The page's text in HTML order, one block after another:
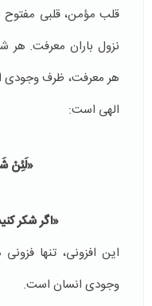
قلب مؤمن، قلبی
نزول باران معرفت. هر
هر معرفت، ظرف وجودی
الهی است:
«لَئِنْ
«اگر شکر
این افزونی، تنها
وجودی انسان است.